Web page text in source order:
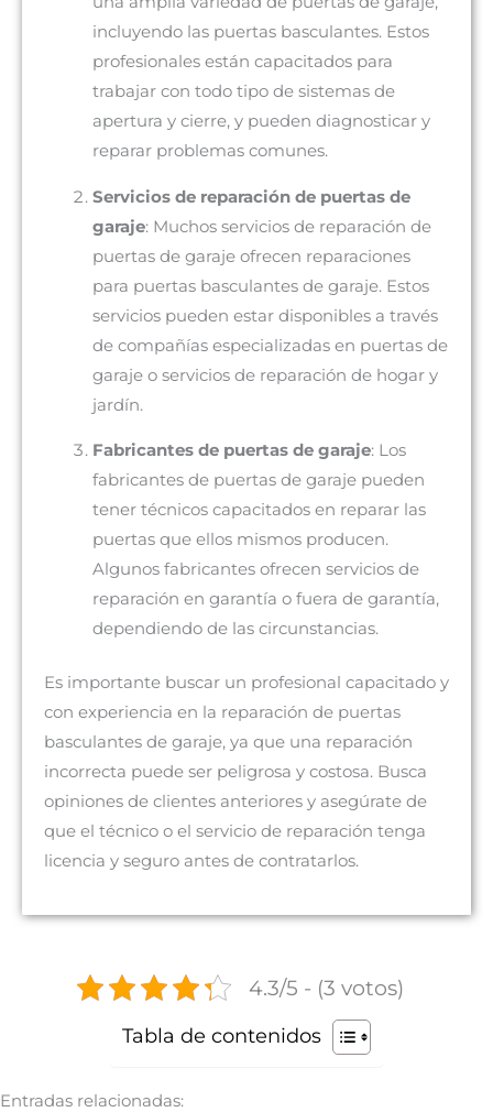
incluyendo las puertas basculantes. Estos
profesionales están capacitados para
trabajar con todo tipo de sistemas de
apertura y cierre, y pueden diagnosticar y
reparar problemas comunes.
Servicios de reparación de puertas de
garaje: Muchos servicios de reparación de
puertas de garaje ofrecen reparaciones
para puertas basculantes de garaje. Estos
servicios pueden estar disponibles a través
de compañías especializadas en puertas de
garaje o servicios de reparación de hogar y
jardín.
Fabricantes de puertas de garaje: Los
fabricantes de puertas de garaje pueden
tener técnicos capacitados en reparar las
puertas que ellos mismos producen.
Algunos fabricantes ofrecen servicios de
reparación en garantía o fuera de garantía,
dependiendo de las circunstancias.
Es importante buscar un profesional capacitado y
con experiencia en la reparación de puertas
basculantes de garaje, ya que una reparación
incorrecta puede ser peligrosa y costosa. Busca
opiniones de clientes anteriores y asegúrate de
que el técnico o el servicio de reparación tenga
licencia y seguro antes de contratarlos.
4.3/5 - (3 votos)
Tabla de contenidos
Entradas relacionadas: